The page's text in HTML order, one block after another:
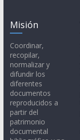
Misión
Coordinar,
recopilar,
normalizar y
difundir los
diferentes
documentos
reproducidos a
partir del
patrimonio
documental